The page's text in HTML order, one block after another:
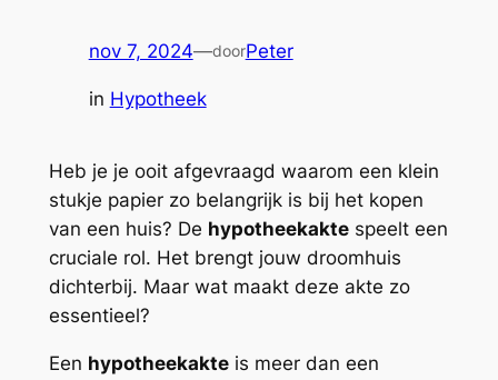
nov 7, 2024—doorPeter
in Hypotheek
Heb je je ooit afgevraagd waarom een klein
stukje papier zo belangrijk is bij het kopen
van een huis? De hypotheekaktespeelt een
cruciale rol. Het brengt jouw droomhuis
dichterbij. Maar wat maakt deze akte zo
essentieel?
Een hypotheekakteis meer dan een